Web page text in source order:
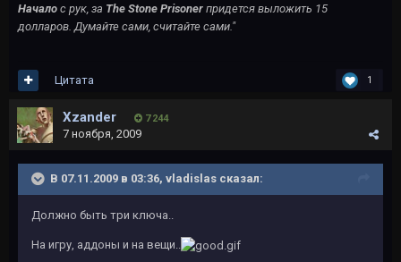
Начало с рук, за The Stone Prisoner придется выложить 15
долларов. Думайте сами, считайте сами."
1
Цитата
Xzander 7 244
7 ноября, 2009
В 07.11.2009 в 03:36, vladislas сказал:
Должно быть три ключа..
На игру, аддоны и на вещи..